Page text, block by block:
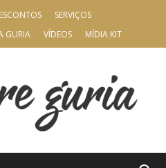
SERVIÇOS
GURIA VÍDEOS MÍDIA KIT